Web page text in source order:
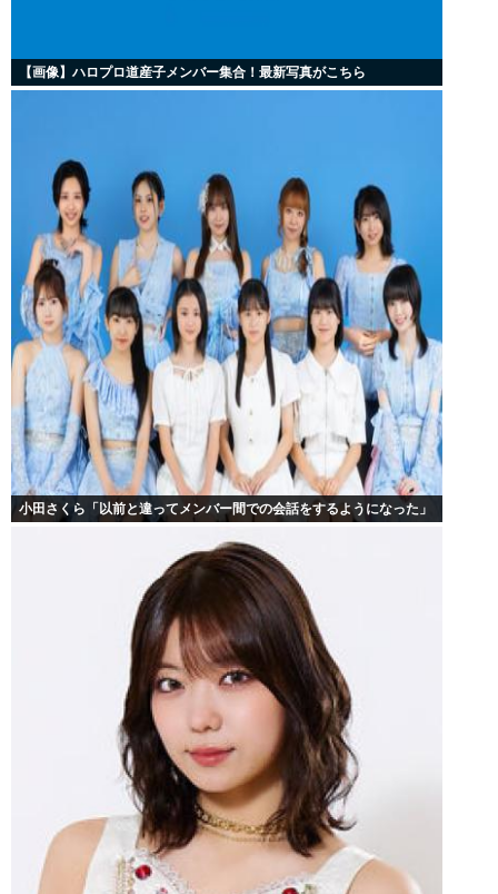
【画像】ハロプロ道産子メンバー集合！最新写真がこちら
小田さくら「以前と違ってメンバー間での会話をするようになった」